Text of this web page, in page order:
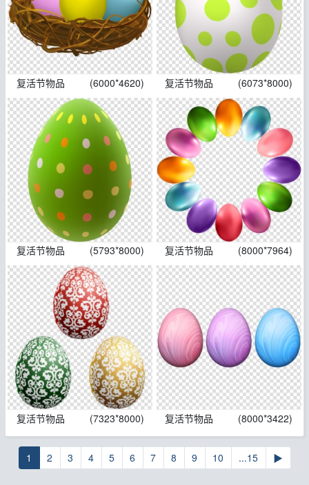
复活节物品 (6000*4620) 复活节物品 (6073*8000)
复活节物品 (5793*8000) 复活节物品 (8000*7964)
复活节物品 (7323*8000) 复活节物品 (8000*3422)
1 2 3 4 5 6 7 8 9 10 ...15 ▶